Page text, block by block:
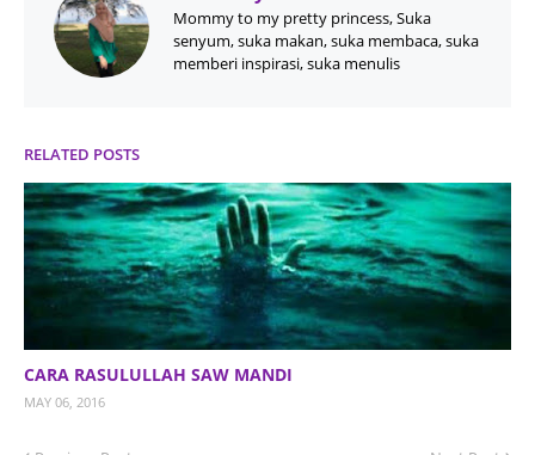
Mommy to my pretty princess, Suka
senyum, suka makan, suka membaca, suka
memberi inspirasi, suka menulis
RELATED POSTS
CARA RASULULLAH SAW MANDI
MAY 06, 2016